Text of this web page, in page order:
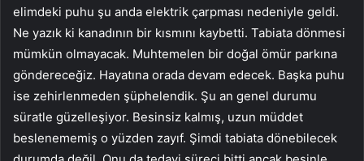
elimdeki puhu şu anda elektrik çarpması nedeniyle geldi.
Ne yazık ki kanadının bir kısmını kaybetti. Tabiata dönmesi
mümkün olmayacak. Muhtemelen bir doğal ömür parkına
göndereceğiz. Hayatına orada devam edecek. Başka puhu
ise zehirlenmeden şüphelendik. Şu an genel durumu
süratle güzelleşiyor. Besinsiz kalmış, uzun müddet
beslenememiş o yüzden zayıf. Şimdi tabiata dönebilecek